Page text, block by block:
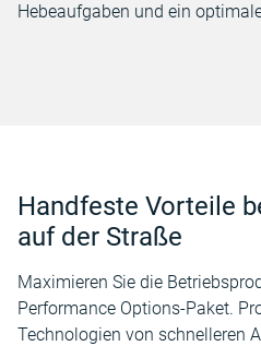
Hebeaufgaben und ein
Handfeste Vorteile
auf der Straße
Maximieren Sie die
Performance Options-Paket.
Technologien von schnelleren